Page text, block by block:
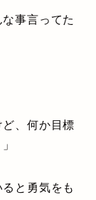
事言ってた
、何か目標
と勇気をも